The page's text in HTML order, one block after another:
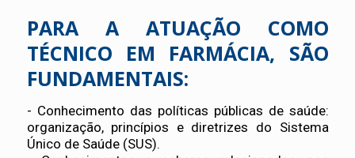
PARA A ATUAÇÃO COMO
TÉCNICO EM FARMÁCIA, SÃO
FUNDAMENTAIS:
- Conhecimento das políticas públicas de saúde:
organização, princípios e diretrizes do Sistema
Único de Saúde (SUS).